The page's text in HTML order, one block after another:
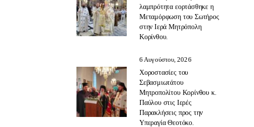
λαμπρότητα εορτάσθηκε η
Μεταμόρφωση του Σωτήρος
στην Ιερά Μητρόπολη
Κορίνθου.
6 Αυγούστου, 2026
Χοροστασίες του
Σεβασμιωτάτου
Μητροπολίτου Κορίνθου κ.
Παύλου στις Ιερές
Παρακλήσεις προς την
Υπεραγία Θεοτόκο.